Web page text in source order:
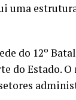
uma
do 12º
do Estado.